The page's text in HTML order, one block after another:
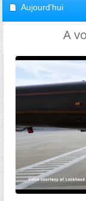
Aujourd'hui
A